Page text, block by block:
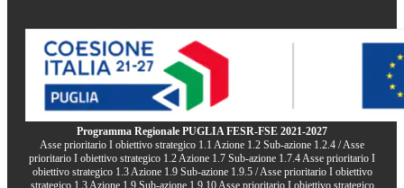
Programma Regionale PUGLIA FESR-FSE 2021-2027
Asse prioritario I obiettivo strategico 1.1 Azione 1.2 Sub-azione 1.2.4 / Asse
prioritario I obiettivo strategico 1.2 Azione 1.7 Sub-azione 1.7.4 Asse prioritario I
obiettivo strategico 1.3 Azione 1.9 Sub-azione 1.9.5 / Asse prioritario I obiettivo
strategico 1.3 Azione 1.9 Sub-azione 1.9.10 Asse prioritario I obiettivo strategico